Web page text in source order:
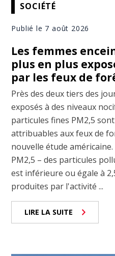
SOCIÉTÉ
Publié le 7 août 2026
Les femmes
plus en plus
par les feux de
Près des deux tiers des
exposés à des niveaux
particules fines PM2,5
attribuables aux feux de
nouvelle étude
PM2,5 – des particules
est inférieure ou égale à
produites par l'activité ...
LIRE LA SUITE